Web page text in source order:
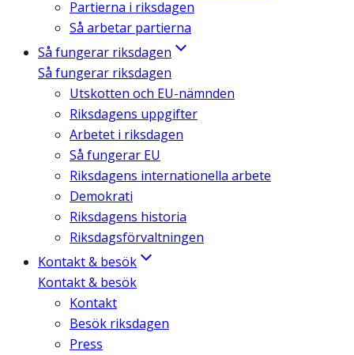
Partierna i riksdagen
Så arbetar partierna
Så fungerar riksdagen
Så fungerar riksdagen
Utskotten och EU-nämnden
Riksdagens uppgifter
Arbetet i riksdagen
Så fungerar EU
Riksdagens internationella arbete
Demokrati
Riksdagens historia
Riksdagsförvaltningen
Kontakt & besök
Kontakt & besök
Kontakt
Besök riksdagen
Press